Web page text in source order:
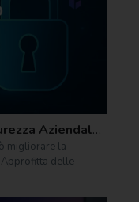
Il Noleggio Operativo e la Sicurezza Aziendale: Un Binomio Vincente
migliorare la
Approfitta delle